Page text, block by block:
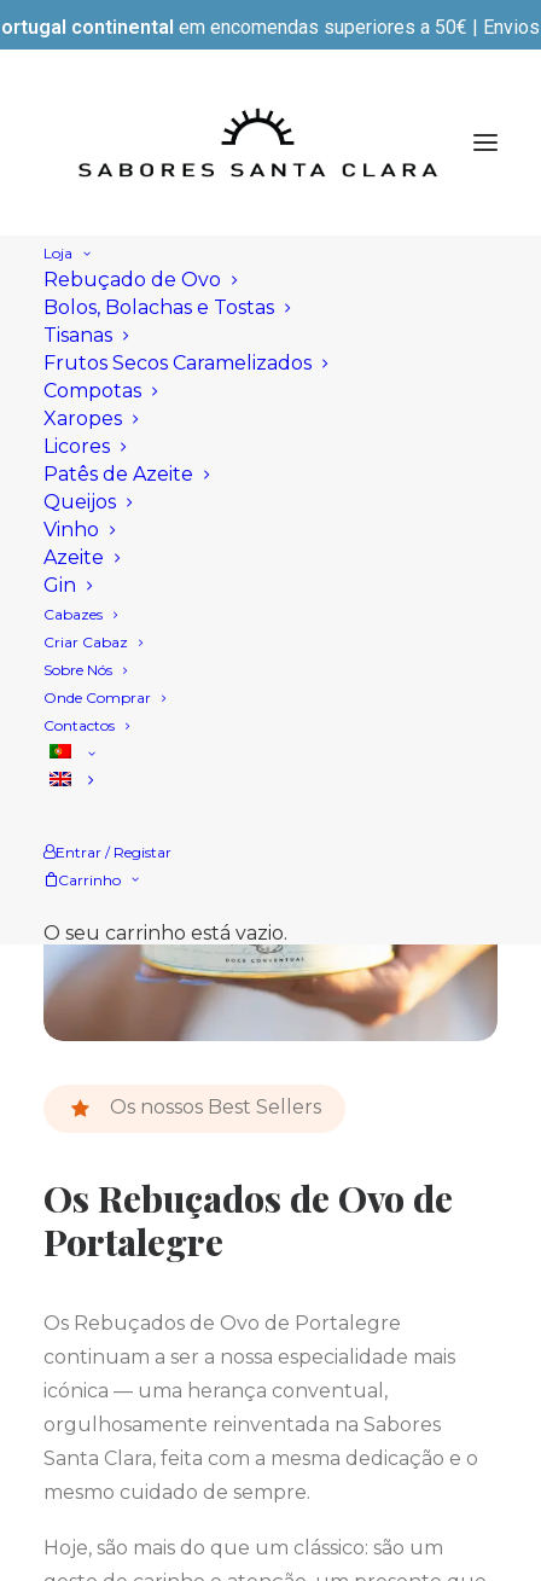
continental em encomendas superiores a 50€ |
Loja
Rebuçado de Ovo
Bolos, Bolachas e Tostas
Tisanas
Frutos Secos Caramelizados
Compotas
Xaropes
Licores
Patês de Azeite
Queijos
Vinho
Azeite
Gin
Cabazes
Criar Cabaz
Sobre Nós
Onde Comprar
Contactos
Entrar / Registar
Carrinho
O seu carrinho está vazio.
Os nossos Best Sellers
Os Rebuçados de Ovo de
Portalegre
Os Rebuçados de Ovo de Portalegre
continuam a ser a nossa especialidade mais
icónica — uma herança conventual,
orgulhosamente reinventada na Sabores
Santa Clara, feita com a mesma dedicação e o
mesmo cuidado de sempre.
Hoje, são mais do que um clássico: são um